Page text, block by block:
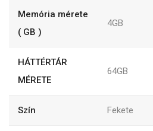
Memória mérete
( GB )
4GB
HÁTTÉRTÁR
MÉRETE
64GB
Szín Fekete